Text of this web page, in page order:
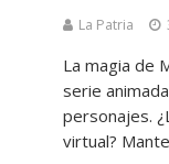
La Patria
La magia de
serie
personajes.
virtual?